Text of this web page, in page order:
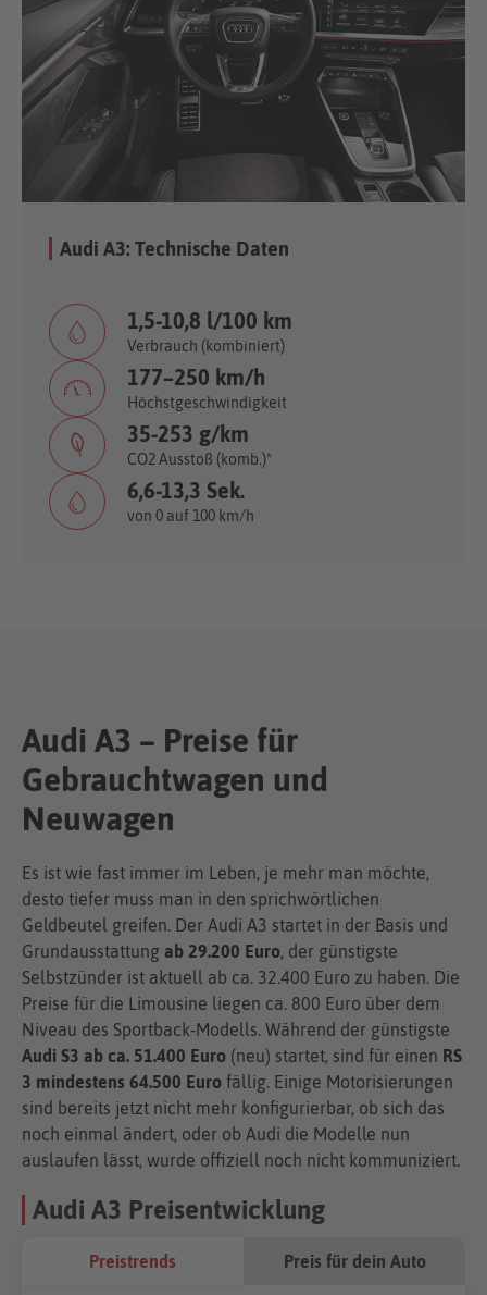
Audi A3: Technische Daten
1,5-10,8 l/100 km
Verbrauch (kombiniert)
177–250 km/h
Höchstgeschwindigkeit
35-253 g/km
CO2 Ausstoß (komb.)*
6,6-13,3 Sek.
von 0 auf 100 km/h
Audi A3 – Preise für
Gebrauchtwagen und
Neuwagen
Es ist wie fast immer im Leben, je mehr man möchte,
desto tiefer muss man in den sprichwörtlichen
Geldbeutel greifen. Der Audi A3 startet in der Basis und
Grundausstattung ab 29.200 Euro, der günstigste
Selbstzünder ist aktuell ab ca. 32.400 Euro zu haben. Die
Preise für die Limousine liegen ca. 800 Euro über dem
Niveau des Sportback-Modells. Während der günstigste
Audi S3 ab ca. 51.400 Euro (neu) startet, sind für einen RS
3 mindestens 64.500 Euro fällig. Einige Motorisierungen
sind bereits jetzt nicht mehr konfigurierbar, ob sich das
noch einmal ändert, oder ob Audi die Modelle nun
auslaufen lässt, wurde offiziell noch nicht kommuniziert.
Audi A3 Preisentwicklung
Preistrends Preis für dein Auto